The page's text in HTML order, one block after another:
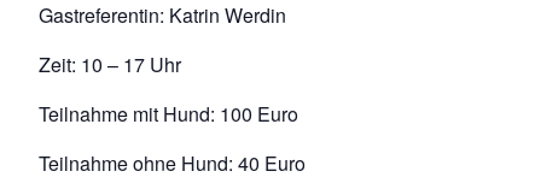
Gastreferentin: Katrin Werdin
Zeit: 10 – 17 Uhr
Teilnahme mit Hund: 100 Euro
Teilnahme ohne Hund: 40 Euro